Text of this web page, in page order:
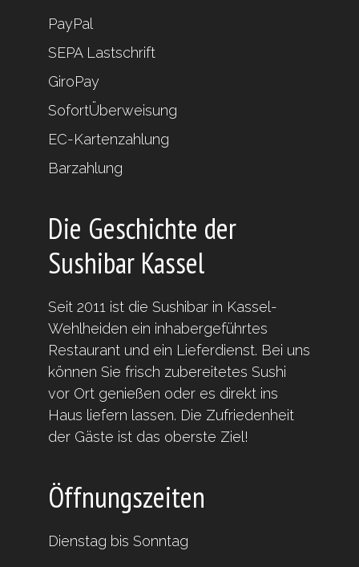
PayPal
SEPA Lastschrift
GiroPay
SofortÜberweisung
EC-Kartenzahlung
Barzahlung
Die Geschichte der
Sushibar Kassel
Seit 2011 ist die Sushibar in Kassel-
Wehlheiden ein inhabergeführtes
Restaurant und ein Lieferdienst. Bei uns
können Sie frisch zubereitetes Sushi
vor Ort genießen oder es direkt ins
Haus liefern lassen. Die Zufriedenheit
der Gäste ist das oberste Ziel!
Öffnungszeiten
Dienstag bis Sonntag